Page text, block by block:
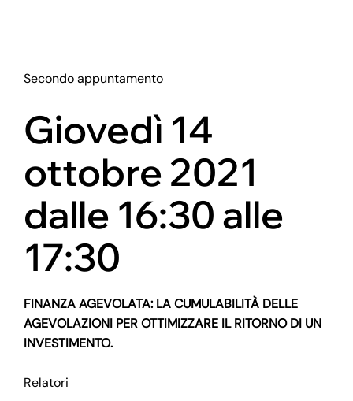
Secondo appuntamento
Giovedì 14
ottobre 2021
dalle 16:30 alle
17:30
FINANZA AGEVOLATA: LA CUMULABILITÀ DELLE
AGEVOLAZIONI PER OTTIMIZZARE IL RITORNO DI UN
INVESTIMENTO.
Relatori